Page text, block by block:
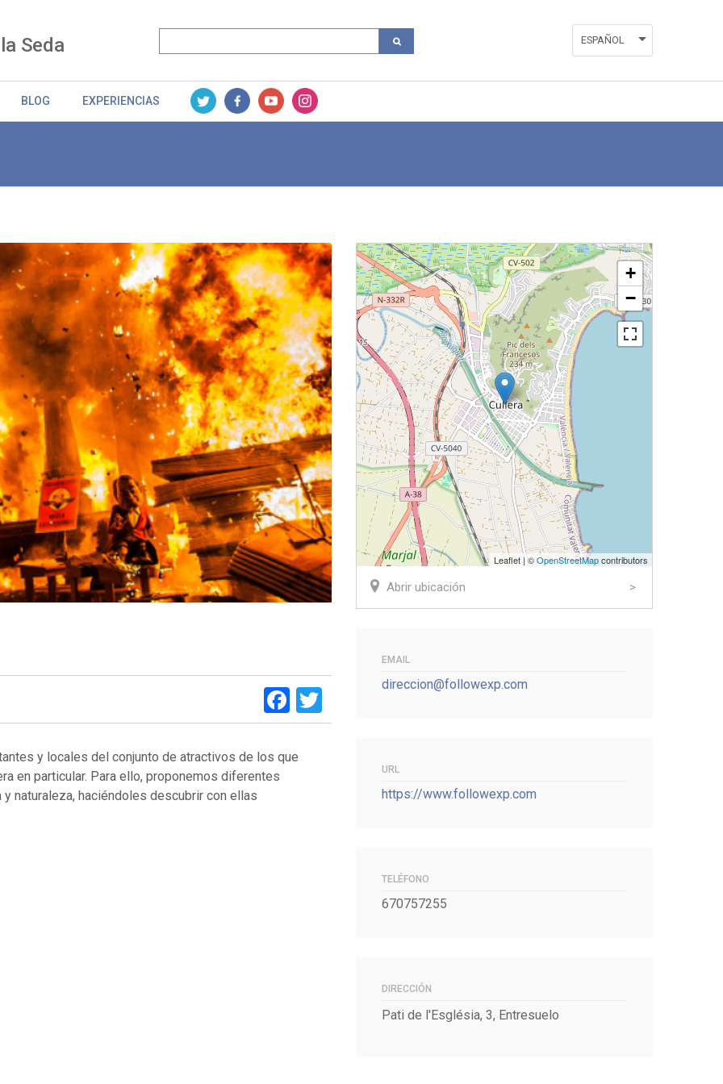
Seda ESPAÑOL
BLOG EXPERIENCIAS
Facebook
Twitter
y locales del conjunto de atractivos de los que
en particular. Para ello, proponemos diferentes
naturaleza, haciéndoles descubrir con ellas
+
−
Leaflet | ©OpenStreetMapcontributors
Abrir ubicación
EMAIL
direccion@followexp.com
URL
https://www.followexp.com
TELÉFONO
670757255
DIRECCIÓN
Pati de l'Església, 3, Entresuelo